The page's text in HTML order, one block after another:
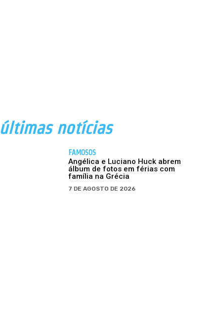
últimas notícias
FAMOSOS
Angélica e Luciano Huck abrem
álbum de fotos em férias com
família na Grécia
7 DE AGOSTO DE 2026